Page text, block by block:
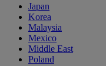
Japan
Korea
Malaysia
Mexico
Middle East
Poland